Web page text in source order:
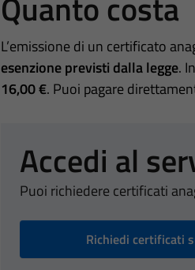
L’emissione di un certificato
esenzione previsti dalla legge.
16,00 €. Puoi pagare
Accedi al
Puoi richiedere certificati
Richiedi certificati